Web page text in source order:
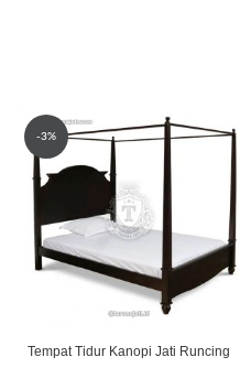
-3%
Tempat Tidur Kanopi Jati Runcing